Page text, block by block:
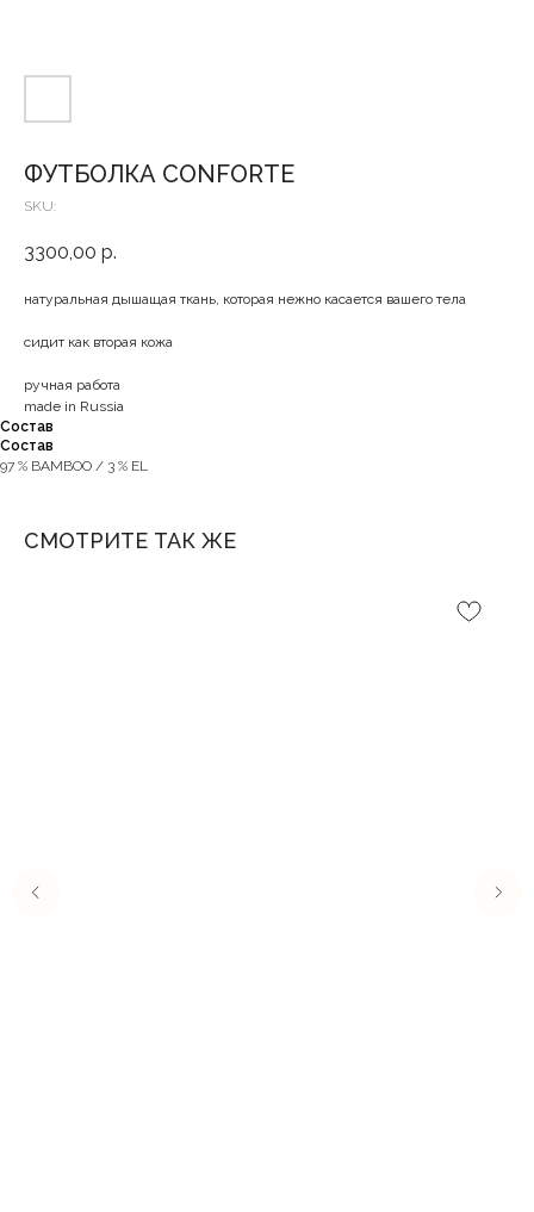
ФУТБОЛКА CONFORTE
SKU:
3300,00 р.
натуральная дышащая ткань, которая нежно касается вашего тела
сидит как вторая кожа
ручная работа
made in Russia
Состав
Состав
97 % BAMBOO / 3 % EL
СМОТРИТЕ ТАК ЖЕ